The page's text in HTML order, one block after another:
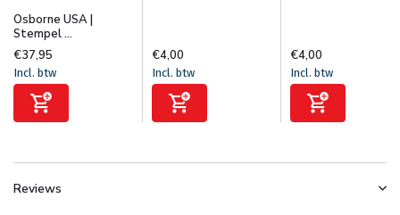
Osborne USA |
Stempel ...
€37,95
Incl. btw
€4,00
Incl. btw
€4,00
Incl. btw
Reviews